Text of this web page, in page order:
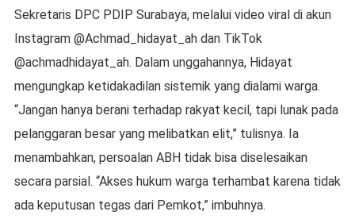
Sekretaris DPC PDIP Surabaya, melalui video viral di akun
Instagram @Achmad_hidayat_ah dan TikTok
@achmadhidayat_ah. Dalam unggahannya, Hidayat
mengungkap ketidakadilan sistemik yang dialami warga.
“Jangan hanya berani terhadap rakyat kecil, tapi lunak pada
pelanggaran besar yang melibatkan elit,” tulisnya. Ia
menambahkan, persoalan ABH tidak bisa diselesaikan
secara parsial. “Akses hukum warga terhambat karena tidak
ada keputusan tegas dari Pemkot,” imbuhnya.